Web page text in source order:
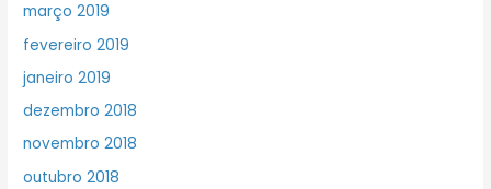
março 2019
fevereiro 2019
janeiro 2019
dezembro 2018
novembro 2018
outubro 2018